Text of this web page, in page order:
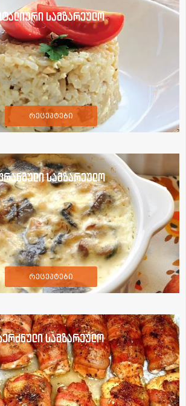
სამზარეულო
რეცეპტები
სამზარეულო
რეცეპტები
სამზარეულო